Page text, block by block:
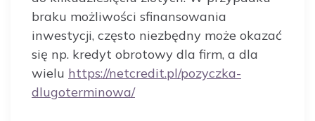
braku możliwości sfinansowania
inwestycji, często niezbędny może okazać
się np. kredyt obrotowy dla firm, a dla
wielu https://netcredit.pl/pozyczka-
dlugoterminowa/